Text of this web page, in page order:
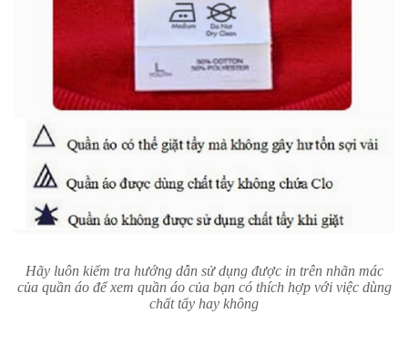
Hãy luôn kiểm tra hướng dẫn sử dụng được in trên nhãn mác
của quần áo để xem quần áo của bạn có thích hợp với việc dùng
chất tẩy hay không